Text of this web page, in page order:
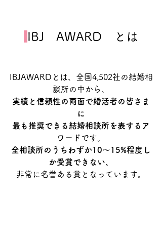
IBJ　AWARD　とは
IBJAWARDとは、全国4,502社の結婚相
談所の中から、
実績と信頼性の両面で婚活者の皆さま
に
最も推奨できる結婚相談所を表するア
ワード です。
全相談所のうちわずか10〜15%程度し
か受賞できない、
非常に名誉ある賞となっています。